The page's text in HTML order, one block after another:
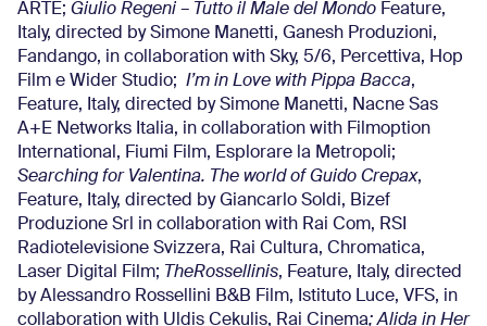
ARTE; Giulio Regeni – Tutto il Male del Mondo Feature,
Italy, directed by Simone Manetti, Ganesh Produzioni,
Fandango, in collaboration with Sky, 5/6, Percettiva, Hop
Film e Wider Studio; I’m in Love with Pippa Bacca,
Feature, Italy, directed by Simone Manetti, Nacne Sas
A+E Networks Italia, in collaboration with Filmoption
International, Fiumi Film, Esplorare la Metropoli;
Searching for Valentina. The world of Guido Crepax,
Feature, Italy, directed by Giancarlo Soldi, Bizef
Produzione Srl in collaboration with Rai Com, RSI
Radiotelevisione Svizzera, Rai Cultura, Chromatica,
Laser Digital Film; TheRossellinis, Feature, Italy, directed
by Alessandro Rossellini B&B Film, Istituto Luce, VFS, in
collaboration with Uldis Cekulis, Rai Cinema; Alida in Her